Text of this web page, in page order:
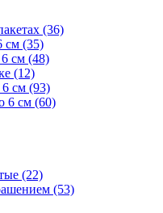
(36)
см (35)
см (48)
(12)
см (93)
6 см (60)
(22)
(53)